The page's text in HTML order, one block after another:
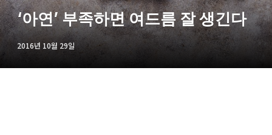
‘아연’ 부족하면 여드름 잘 생긴다
2016년 10월 29일